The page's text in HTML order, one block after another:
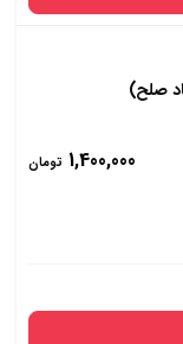
1,400,000 تومان